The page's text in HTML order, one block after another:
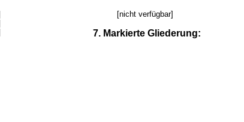
[nicht verfügbar]
7. Markierte Gliederung: